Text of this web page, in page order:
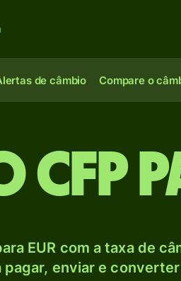
de câmbio Compare o
CFP
EUR com a taxa de
enviar e